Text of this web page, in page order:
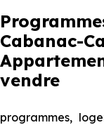
vendre
programmes,